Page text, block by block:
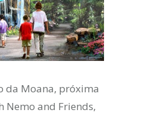
da Moana, próxima
Nemo and Friends,